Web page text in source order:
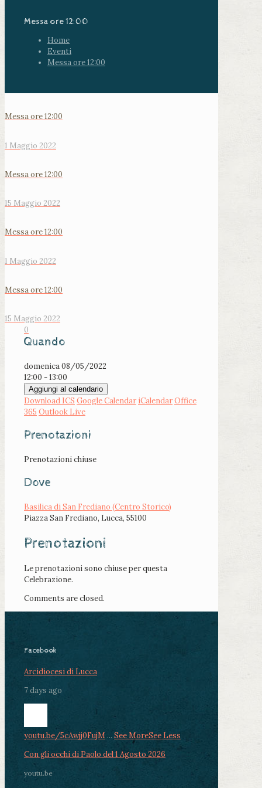
Messa ore 12:00
Home
Eventi
Messa ore 12:00
Messa ore 12:00
1 Maggio 2022
Messa ore 12:00
15 Maggio 2022
Messa ore 12:00
1 Maggio 2022
Messa ore 12:00
15 Maggio 2022
0
Quando
domenica 08/05/2022
12:00 - 13:00
Aggiungi al calendario
Download ICS Google Calendar iCalendarOffice
365 Outlook Live
Prenotazioni
Prenotazioni chiuse
Dove
Basilica di San Frediano (Centro Storico)
Piazza San Frediano, Lucca, 55100
Prenotazioni
Le prenotazioni sono chiuse per questa
Celebrazione.
Comments are closed.
Facebook
Arcidiocesi di Lucca
7 days ago
youtu.be/5cAwjj0FujM ... See MoreSee Less
Con gli occhi di Paolo del 1 Agosto 2026
youtu.be